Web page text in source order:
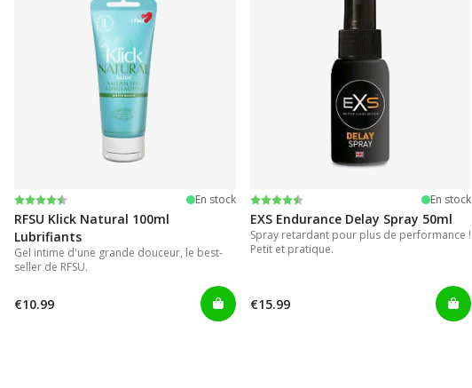
Note:
4.4 sur 5 étoiles En stock
RFSU Klick Natural 100ml
Lubrifiants
Gel intime d'une grande douceur, le best-
seller de RFSU.
€10.99
Note:
4.2 sur 5 étoiles En stock
EXS Endurance Delay Spray 50ml
Spray retardant pour plus de performance !
Petit et pratique.
€15.99